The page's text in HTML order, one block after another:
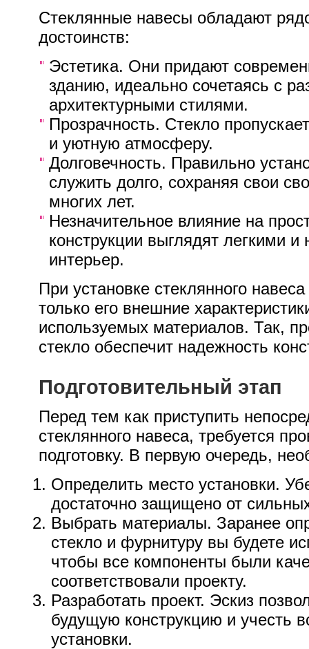
Стеклянные навесы обладают
достоинств:
Эстетика. Они придают
зданию, идеально сочетаясь с
архитектурными стилями.
Прозрачность. Стекло
и уютную атмосферу.
Долговечность. Правильно
служить долго, сохраняя свои
многих лет.
Незначительное влияние на
конструкции выглядят легкими и
интерьер.
При установке стеклянного
только его внешние
используемых материалов. Так,
стекло обеспечит надежность
Подготовительный этап
Перед тем как приступить
стеклянного навеса, требуется
подготовку. В первую очередь,
Определить место установки.
достаточно защищено от
Выбрать материалы. Заранее
стекло и фурнитуру вы будете
чтобы все компоненты были
соответствовали проекту.
Разработать проект. Эскиз
будущую конструкцию и учесть
установки.